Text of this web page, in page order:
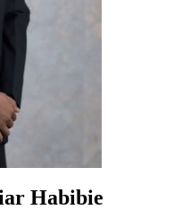
Habibie